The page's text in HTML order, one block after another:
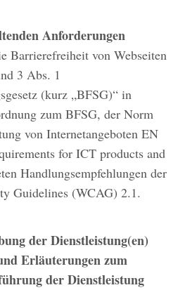
Anforderungen
Barrierefreiheit von Webseiten
3 Abs. 1
(kurz „BFSG)“ in
zum BFSG, der Norm
von Internetangeboten EN
for ICT products and
Handlungsempfehlungen der
Guidelines (WCAG) 2.1.
der Dienstleistung(en)
Erläuterungen zum
der Dienstleistung